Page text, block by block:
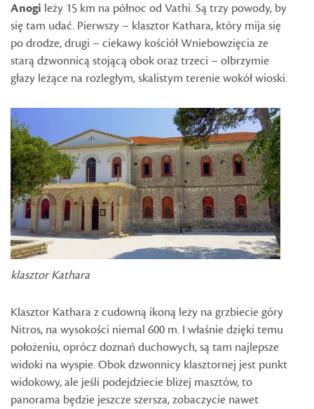
Anogi leży 15 km na północ od Vathi. Są trzy powody, by
się tam udać. Pierwszy – klasztor Kathara, który mija się
po drodze, drugi – ciekawy kościół Wniebowzięcia ze
starą dzwonnicą stojącą obok oraz trzeci – olbrzymie
głazy leżące na rozległym, skalistym terenie wokół wioski.
klasztor Kathara
Klasztor Kathara z cudowną ikoną leży na grzbiecie góry
Nitros, na wysokości niemal 600 m. I właśnie dzięki temu
położeniu, oprócz doznań duchowych, są tam najlepsze
widoki na wyspie. Obok dzwonnicy klasztornej jest punkt
widokowy, ale jeśli podejdziecie bliżej masztów, to
panorama będzie jeszcze szersza, zobaczycie nawet